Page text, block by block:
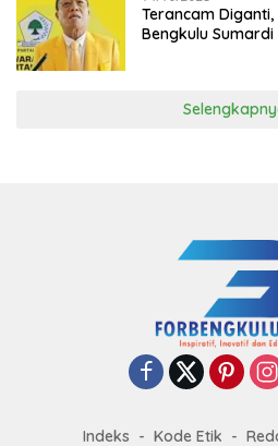
Terancam Diganti,
Bengkulu
Indeks Kode Etik